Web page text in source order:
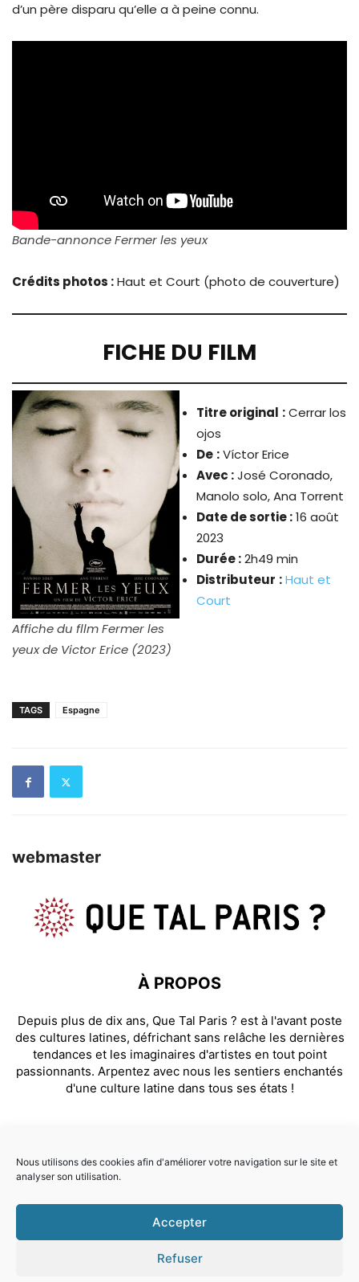
d’un père disparu qu’elle a à peine connu.
Bande-annonce Fermer les yeux
Crédits photos :Haut et Court (photo de couverture)
FICHE DU FILM
Affiche du fllm Fermer les
yeux de Victor Erice (2023)
Titre original :Cerrar los
ojos
De :Víctor Erice
Avec :José Coronado,
Manolo solo, Ana Torrent
Date de sortie :16 août
2023
Durée :2h49 min
Distributeur :Haut et
Court
TAGS Espagne
webmaster
À PROPOS
Depuis plus de dix ans, Que Tal Paris ? est à l'avant poste
des cultures latines, défrichant sans relâche les dernières
tendances et les imaginaires d'artistes en tout point
passionnants. Arpentez avec nous les sentiers enchantés
d'une culture latine dans tous ses états !
© Que Tal Paris ? 2026
Nous utilisons des cookies afin d'améliorer votre navigation sur le site et
analyser son utilisation.
Accepter
Refuser